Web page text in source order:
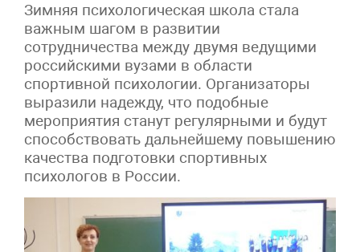
Зимняя психологическая школа стала
важным шагом в развитии
сотрудничества между двумя ведущими
российскими вузами в области
спортивной психологии. Организаторы
выразили надежду, что подобные
мероприятия станут регулярными и будут
способствовать дальнейшему повышению
качества подготовки спортивных
психологов в России.